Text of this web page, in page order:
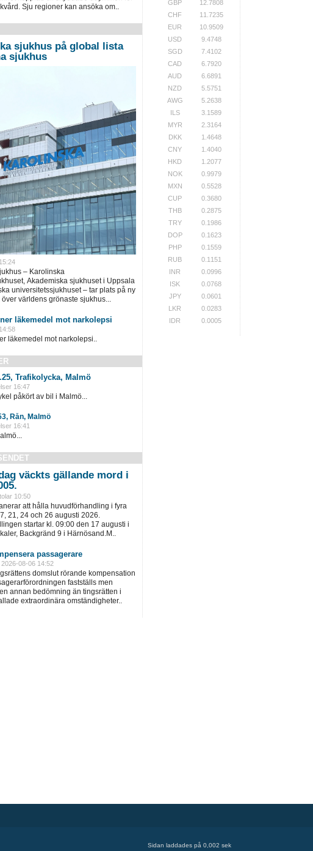
Sju regioner kan ansöka om..
sjukhus på global lista
sjukhus
– Karolinska
Akademiska sjukhuset i Uppsala
universitetssjukhuset – tar plats på ny
världens grönaste sjukhus...
läkemedel mot narkolepsi
läkemedel mot narkolepsi..
Trafikolycka, Malmö
16:47
påkört av bil i Malmö...
Rån, Malmö
16:41
väckts gällande mord i
10:50
att hålla huvudförhandling i fyra
21, 24 och 26 augusti 2026.
startar kl. 09:00 den 17 augusti i
Backgränd 9 i Härnösand.M..
passagerare
08-06 14:52
domslut rörande kompensation
fastställs men
annan bedömning än tingsrätten i
extraordinära omständigheter..
GBP
12.7808
CHF
11.7235
EUR
10.9509
USD
9.4748
SGD
7.4102
CAD
6.7920
AUD
6.6891
NZD
5.5751
AWG
5.2638
ILS
3.1589
MYR
2.3164
DKK
1.4648
CNY
1.4040
HKD
1.2077
NOK
0.9979
MXN
0.5528
CUP
0.3680
THB
0.2875
TRY
0.1986
DOP
0.1623
PHP
0.1559
RUB
0.1151
INR
0.0996
ISK
0.0768
JPY
0.0601
LKR
0.0283
IDR
0.0005
Sidan laddades på 0,002 sek